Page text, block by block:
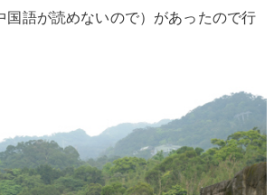
語が読めないので）があったので行